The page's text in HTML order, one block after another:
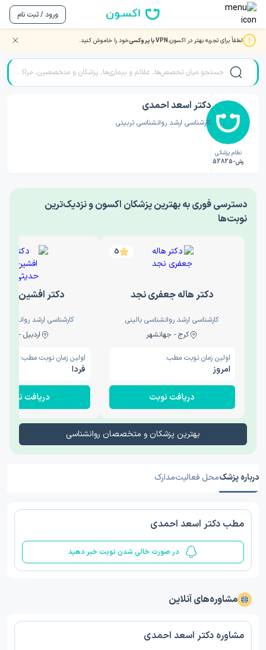
ورود / ثبت نام
لطفاً برای تجربه بهتر در اکسون،VPN یا پروکسی خود را خاموش کنید. صفحه اصلی/دکتر روانشناسی/دکتر اسعد احمدی
نظام پزشکی
رش-52825
دکتر اسعد احمدی
کارشناسی ارشد روانشناسی تربیتی
‎دسترسی فوری به بهترین پزشکان اکسون و نزدیک‌ترین
نوبت‌ها
5
دکتر هاله جعفری نجد
کارشناسی ارشد روانشناسی بالینی
کرج - جهانشهر
اولین زمان نوبت مطب:
امروز
دریافت نوبت
دکتر افشین
کارشناسی ارشد
اردبیل - والی
اولین زمان نوبت مطب:
فردا
دریافت نوبت
بهترین پزشکان و متخصصان روانشناسی
درباره پزشکمحل فعالیتمدارک
مطب دکتر اسعد احمدی
در صورت خالی شدن نوبت خبر دهید
مشاوره‌های آنلاین
مشاوره دکتر اسعد احمدی